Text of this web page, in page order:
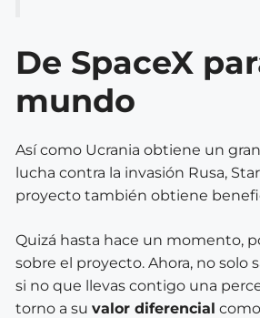
De SpaceX
mundo
Así como Ucrania obtiene un
lucha contra la invasión Rusa,
proyecto también obtiene
Quizá hasta hace un momento,
sobre el proyecto. Ahora, no solo
si no que llevas contigo una
torno a su valor diferencial